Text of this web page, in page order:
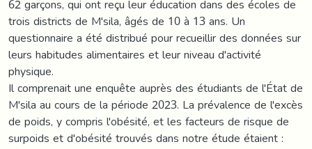
62 garçons, qui ont reçu leur éducation dans des écoles de
trois districts de M'sila, âgés de 10 à 13 ans. Un
questionnaire a été distribué pour recueillir des données sur
leurs habitudes alimentaires et leur niveau d'activité
physique.
Il comprenait une enquête auprès des étudiants de l'État de
M'sila au cours de la période 2023. La prévalence de l'excès
de poids, y compris l'obésité, et les facteurs de risque de
surpoids et d'obésité trouvés dans notre étude étaient :